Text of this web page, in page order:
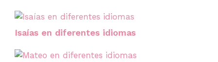
Isaías en diferentes idiomas